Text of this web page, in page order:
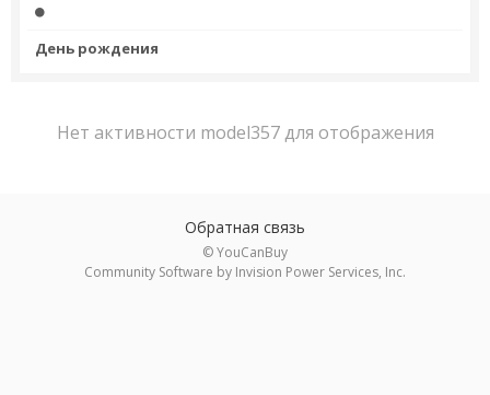
День рождения
Нет активности model357 для отображения
Обратная связь
© YouCanBuy
Community Software by Invision Power Services, Inc.